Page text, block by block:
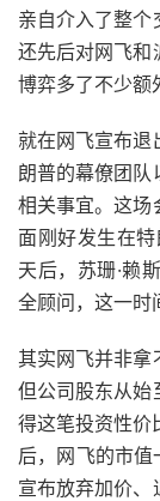
亲自介入了整个
还先后对网飞和
博弈多了不少额
就在网飞宣布退
朗普的幕僚团队
相关事宜。这场
面刚好发生在
天后，苏珊·赖
全顾问，这一时
其实网飞并非拿
但公司股东从始
得这笔投资性价
后，网飞的市
宣布放弃加价、